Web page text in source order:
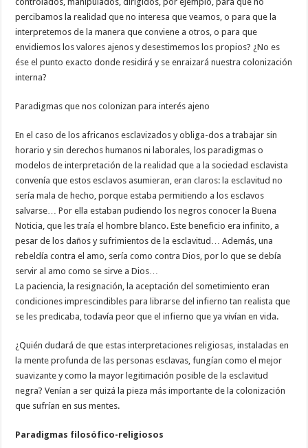
percibamos la realidad que no interesa que veamos, o para que la
interpretemos de la manera que conviene a otros, o para que
envidiemos los valores ajenos y desestimemos los propios? ¿No es
ése el punto exacto donde residirá y se enraizará nuestra colonización
interna?
Paradigmas que nos colonizan para interés ajeno
En el caso de los africanos esclavizados y obliga-dos a trabajar sin
horario y sin derechos humanos ni laborales, los paradigmas o
modelos de interpretación de la realidad que a la sociedad esclavista
convenía que estos esclavos asumieran, eran claros: la esclavitud no
sería mala de hecho, porque estaba permitiendo a los esclavos
salvarse… Por ella estaban pudiendo los negros conocer la Buena
Noticia, que les traía el hombre blanco. Este beneficio era infinito, a
pesar de los daños y sufrimientos de la esclavitud… Además, una
rebeldía contra el amo, sería como contra Dios, por lo que se debía
servir al amo como se sirve a Dios…
La paciencia, la resignación, la aceptación del sometimiento eran
condiciones imprescindibles para librarse del infierno tan realista que
se les predicaba, todavía peor que el infierno que ya vivían en vida.
¿Quién dudará de que estas interpretaciones religiosas, instaladas en
la mente profunda de las personas esclavas, fungían como el mejor
suavizante y como la mayor legitimación posible de la esclavitud
negra? Venían a ser quizá la pieza más importante de la colonización
que sufrían en sus mentes.
Paradigmas filosófico-religiosos